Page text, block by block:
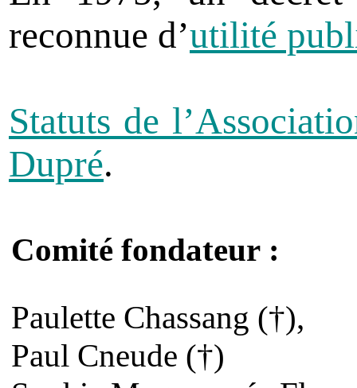
reconnue d’utilité
Statuts de
Dupré.
Comité fondateur :
Paulette Chassang (†),
Paul Cneude (†)